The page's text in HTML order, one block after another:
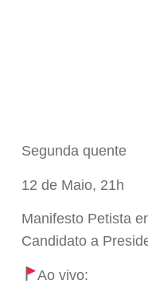
Segunda quente
12 de Maio, 21h
Manifesto Petista
Candidato a
Ao vivo: